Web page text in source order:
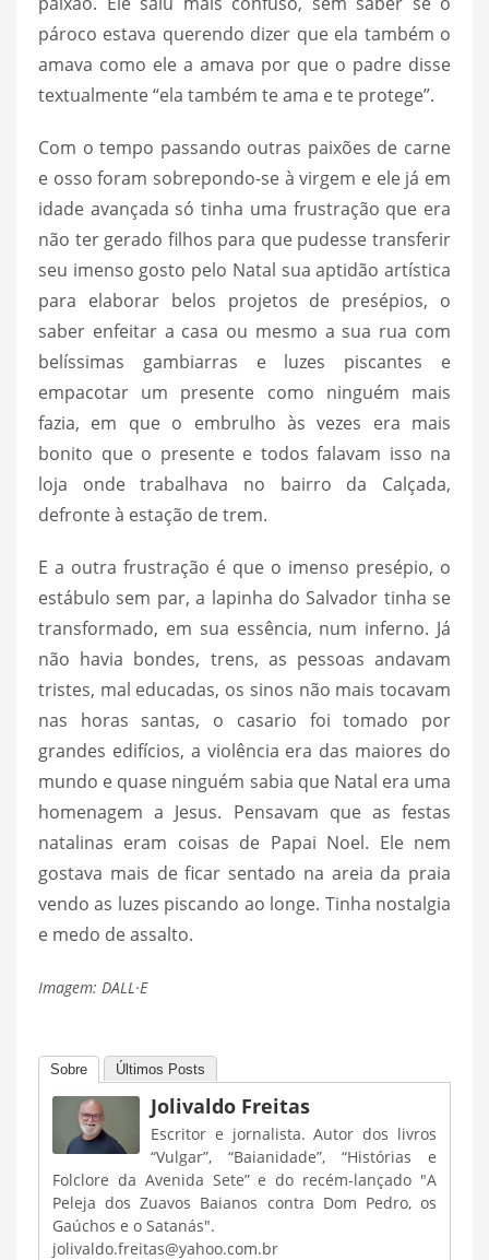
pároco estava querendo dizer que ela também o
amava como ele a amava por que o padre disse
textualmente “ela também te ama e te protege”.
Com o tempo passando outras paixões de carne
e osso foram sobrepondo-se à virgem e ele já em
idade avançada só tinha uma frustração que era
não ter gerado filhos para que pudesse transferir
seu imenso gosto pelo Natal sua aptidão artística
para elaborar belos projetos de presépios, o
saber enfeitar a casa ou mesmo a sua rua com
belíssimas gambiarras e luzes piscantes e
empacotar um presente como ninguém mais
fazia, em que o embrulho às vezes era mais
bonito que o presente e todos falavam isso na
loja onde trabalhava no bairro da Calçada,
defronte à estação de trem.
E a outra frustração é que o imenso presépio, o
estábulo sem par, a lapinha do Salvador tinha se
transformado, em sua essência, num inferno. Já
não havia bondes, trens, as pessoas andavam
tristes, mal educadas, os sinos não mais tocavam
nas horas santas, o casario foi tomado por
grandes edifícios, a violência era das maiores do
mundo e quase ninguém sabia que Natal era uma
homenagem a Jesus. Pensavam que as festas
natalinas eram coisas de Papai Noel. Ele nem
gostava mais de ficar sentado na areia da praia
vendo as luzes piscando ao longe. Tinha nostalgia
e medo de assalto.
Imagem: DALL·E
Sobre Últimos Posts
Jolivaldo Freitas
Escritor e jornalista. Autor dos livros
“Vulgar”, “Baianidade”, “Histórias e
Folclore da Avenida Sete” e do recém-lançado "A
Peleja dos Zuavos Baianos contra Dom Pedro, os
Gaúchos e o Satanás".
jolivaldo.freitas@yahoo.com.br